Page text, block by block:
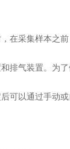
采集样本之前
气装置。为了
以通过手动或